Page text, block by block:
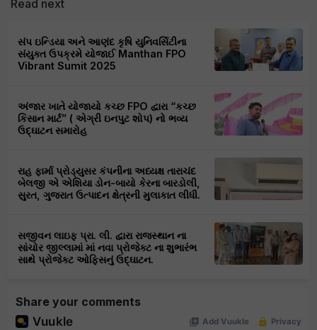
Read next
સંપ ઇન્ડિયા અને આણંદ કૃષિ યુનિવર્સિટીના
સંયુક્ત ઉપક્રમે યોજાઈ Manthan FPO
Vibrant Sumit 2025
અંજાર ખાતે યોજાયો કચ્છ FPO દ્વારા “કચ્છ
કિસાન માર્ટ” ( એગ્રી ઇનપુટ શોપ) નો ભવ્ય
ઉદ્ઘાટન સમારોહ
રાહ ફાર્મા પ્રોડ્યુસર કંપનીના અધ્યક્ષ તારાચંદ
બેલજી એ એશિયા ડોન-બાયો કેરના બારડોલી,
સુરત, ગુજરાત ઉત્પાદન ક્ષેત્રની મુલાકાત લીધી.
સજીવન લાઇફ પ્રા. લી. દ્વારા રાજસ્થાન ના
સાંચોર જીલ્લામાં માં નવા પ્રોજેક્ટ ના શુભારંભ
સાથે પ્રોજેક્ટ ઓફિસનું ઉદ્ઘાટન.
Share your comments